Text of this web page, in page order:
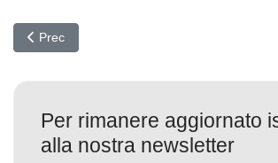
Articolo precedente: CISA Allerta:
Prec
Per rimanere aggiornato
alla nostra newsletter